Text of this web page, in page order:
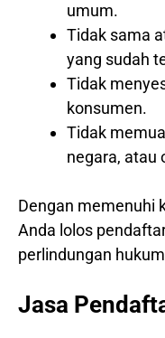
umum.
Tidak sama
yang sudah
Tidak
konsumen.
Tidak
negara, atau
Dengan memenuhi
Anda lolos
perlindungan
Jasa